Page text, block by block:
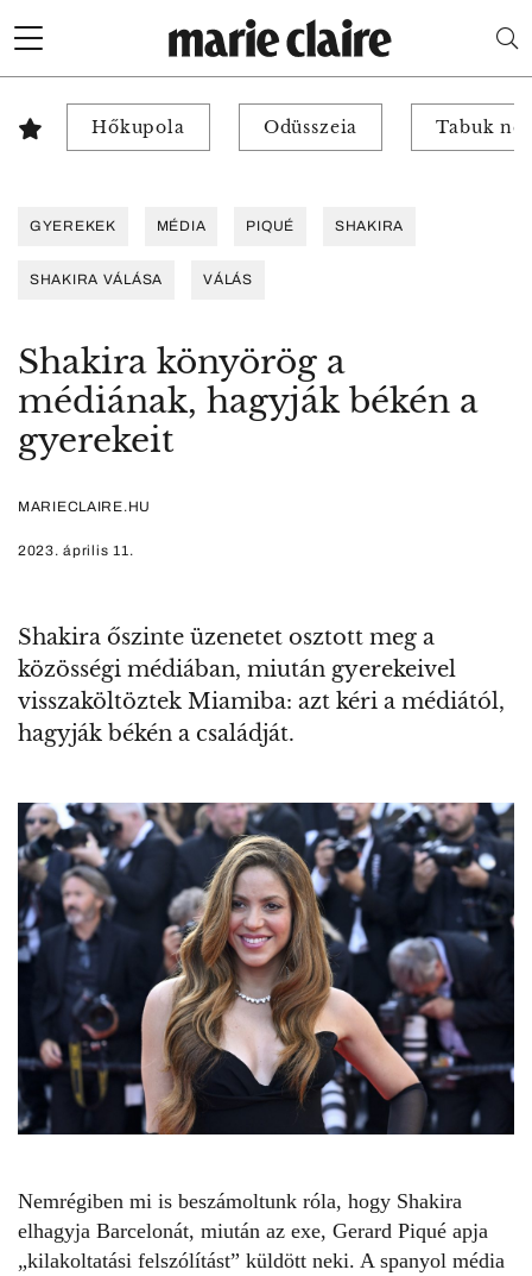
Hőkupola Odüsszeia Tabuk
GYEREKEK MÉDIA PIQUÉ SHAKIRA
SHAKIRA VÁLÁSA VÁLÁS
Shakira könyörög a
médiának, hagyják békén a
gyerekeit
MARIECLAIRE.HU
2023. április 11.
Shakira őszinte üzenetet osztott meg a
közösségi médiában, miután gyerekeivel
visszaköltöztek Miamiba: azt kéri a médiától,
hagyják békén a családját.
Nemrégiben mi is beszámoltunk róla, hogy Shakira
elhagyja Barcelonát, miután az exe, Gerard Piqué apja
„kilakoltatási felszólítást” küldött neki. A spanyol média